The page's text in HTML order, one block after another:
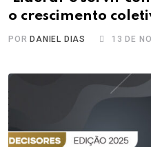
o crescimento
POR DANIEL DIAS 13 DE